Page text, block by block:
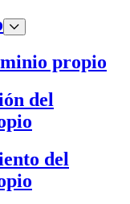
propio
del
del